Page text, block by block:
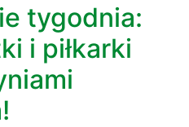
tygodnia:
i piłkarki